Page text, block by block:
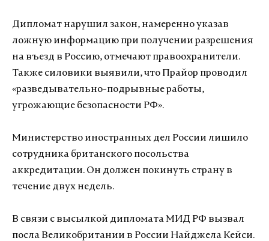
Дипломат нарушил закон, намеренно указав
ложную информацию при получении разрешения
на въезд в Россию, отмечают правоохранители.
Также силовики выявили, что Прайор проводил
«разведывательно-подрывные работы,
угрожающие безопасности РФ».
Министерство иностранных дел России лишило
сотрудника британского посольства
аккредитации. Он должен покинуть страну в
течение двух недель.
В связи с высылкой дипломата МИД РФ вызвал
посла Великобритании в России Найджела Кейси.